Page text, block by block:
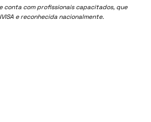
conta com profissionais capacitados, que
e reconhecida nacionalmente.